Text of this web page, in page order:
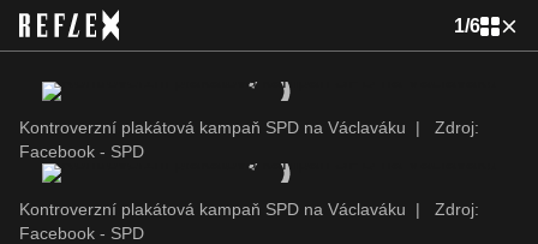
1/6
Kontroverzní plakátová kampaň SPD na Václaváku |
Zdroj:
Facebook - SPD
Kontroverzní plakátová kampaň SPD na Václaváku |
Zdroj:
Facebook - SPD